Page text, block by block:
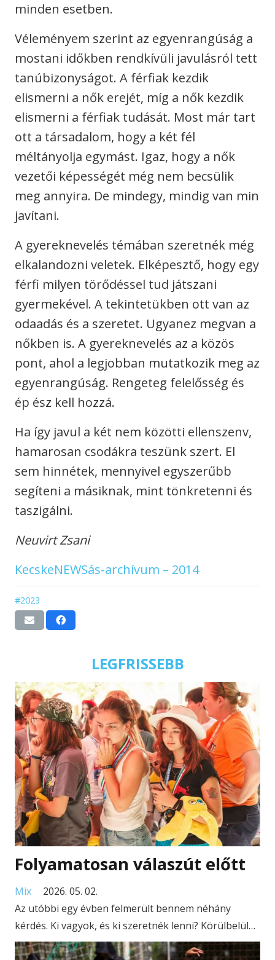
minden esetben.
Véleményem szerint az egyenrangúság a
mostani időkben rendkívüli javulásról tett
tanúbizonyságot. A férfiak kezdik
elismerni a nők erejét, míg a nők kezdik
elismerni a férfiak tudását. Most már tart
ott a társadalom, hogy a két fél
méltányolja egymást. Igaz, hogy a nők
vezetői képességét még nem becsülik
meg annyira. De mindegy, mindig van min
javítani.
A gyereknevelés témában szeretnék még
elkalandozni veletek. Elképesztő, hogy egy
férfi milyen törődéssel tud játszani
gyermekével. A tekintetükben ott van az
odaadás és a szeretet. Ugyanez megvan a
nőkben is. A gyereknevelés az a közös
pont, ahol a legjobban mutatkozik meg az
egyenrangúság. Rengeteg felelősség és
ép ész kell hozzá.
Ha így javul a két nem közötti ellenszenv,
hamarosan csodákra teszünk szert. El
sem hinnétek, mennyivel egyszerűbb
segíteni a másiknak, mint tönkretenni és
taszigálni.
Neuvirt Zsani
KecskeNEWSás-archívum – 2014
#2023
LEGFRISSEBB
Folyamatosan válaszút előtt
Mix
2026. 05. 02.
Az utóbbi egy évben felmerült bennem néhány
kérdés. Ki vagyok, és ki szeretnék lenni? Körülbelül…